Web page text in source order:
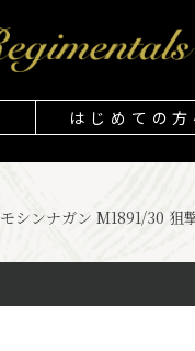
はじめての方
モシンナガン M1891/30 狙